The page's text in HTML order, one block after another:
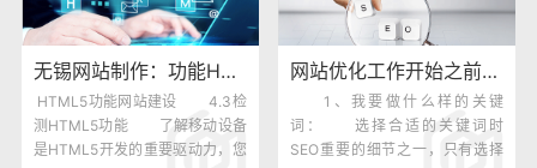
无锡网站制作：功能HTML5网站建设发展
HTML5功能网站建设 4.3检
测HTML5功能 了解移动设备
是HTML5开发的重要驱动力，您
网站优化工作开始之前需要想清楚这四件事
1、我要做什么样的关键
词： 选择合适的关键词时
SEO重要的细节之一，只有选择